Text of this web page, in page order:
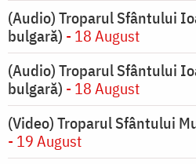
(Audio) Troparul Sfântului
bulgară) - 18 August
(Audio) Troparul Sfântului
bulgară) - 18 August
(Video) Troparul Sfântului
- 19 August